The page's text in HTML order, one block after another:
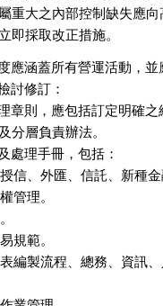
屬重大之內部控制缺失應
即採取改正措施。
應涵蓋所有營運活動，
討修訂：
章則，應包括訂定明確
分層負責辦法。
處理手冊，包括：
信、外匯、信託、新種金
管理。
規範。
編製流程、總務、資訊